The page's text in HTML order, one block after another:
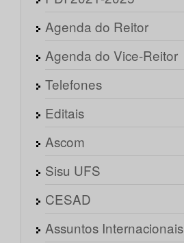
Agenda do Reitor
Agenda do Vice-Reitor
Telefones
Editais
Ascom
Sisu UFS
CESAD
Assuntos Internacionais